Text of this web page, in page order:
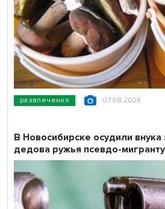
развлечения 07.08.2026
В Новосибирске осудили
дедова ружья псевдо-мигранту